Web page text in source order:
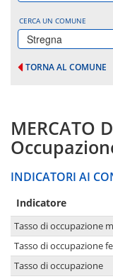
CERCA UN COMUNE
Stregna
TORNA AL COMUNE
MERCATO
INDICATORI AI
Indicatore
Tasso di occupazione
Tasso di occupazione
Tasso di occupazione